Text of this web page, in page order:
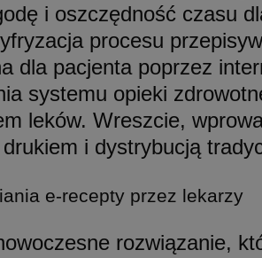
i oszczędność czasu
procesu
dla pacjenta poprzez
systemu opieki
leków. Wreszcie,
i dystrybucją
e-recepty przez lekarzy
rozwiązanie,
__gpi
_clsk
_ga
_fbp
__Secure-
ROLLOUT_TOKEN
WMF-Uniq